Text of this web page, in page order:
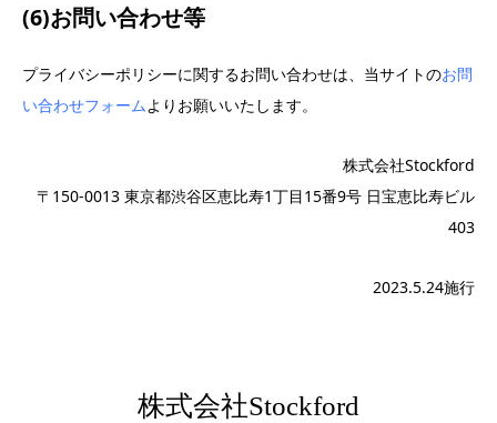
(6)お問い合わせ等
プライバシーポリシーに関するお問い合わせは、当サイトのお問
い合わせフォームよりお願いいたします。
株式会社Stockford
〒150-0013 東京都渋谷区恵比寿1丁目15番9号 日宝恵比寿ビル
403
2023.5.24施行
株式会社Stockford